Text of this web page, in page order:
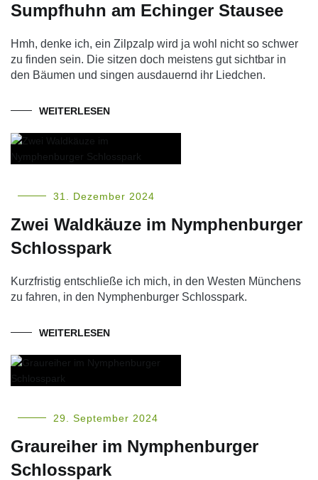
Sumpfhuhn am Echinger Stausee
Hmh, denke ich, ein Zilpzalp wird ja wohl nicht so schwer
zu finden sein. Die sitzen doch meistens gut sichtbar in
den Bäumen und singen ausdauernd ihr Liedchen.
WEITERLESEN
31. Dezember 2024
Zwei Waldkäuze im Nymphenburger
Schlosspark
Kurzfristig entschließe ich mich, in den Westen Münchens
zu fahren, in den Nymphenburger Schlosspark.
WEITERLESEN
29. September 2024
Graureiher im Nymphenburger
Schlosspark